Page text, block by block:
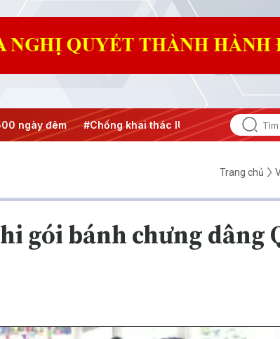
ngày đêm #Chống khai thác IUU #Căng thẳng
Trang chủ
gói bánh chưng dâng